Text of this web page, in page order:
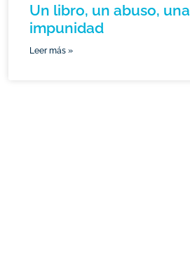
Un libro, un abuso, una
impunidad
Leer más »